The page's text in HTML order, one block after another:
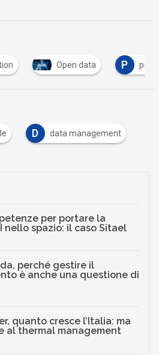
pubblica amministrazione W
D data management
per portare la
nello spazio: il caso Sitael
perché gestire il
è anche una questione di
quanto cresce l’Italia: ma
al thermal management